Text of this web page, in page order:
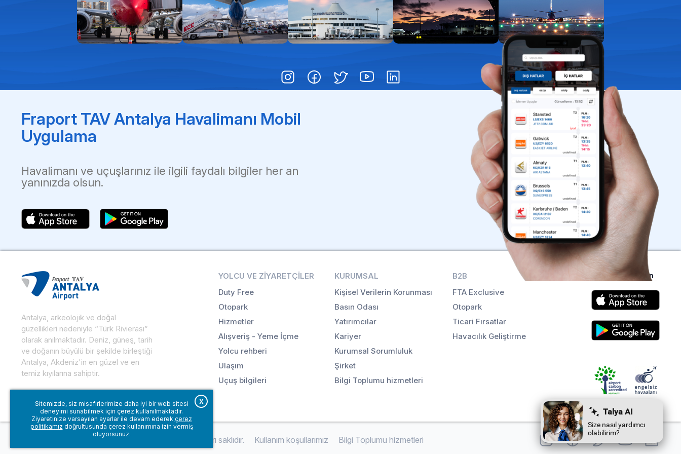
Çocuklarla yolculuk
Çıkış kapıları
Sitemizde, siz misafirlerimize daha iyi bir web sitesi
deneyimi sunabilmek için çerez kullanılmaktadır.
Ziyaretinize varsayılan ayarlar ile devam ederek çerez
politikamız doğrultusunda çerez kullanımına izin vermiş
oluyorsunuz.
X
Fraport TAV Antalya Havalimanı Mobil
Uygulama
Havalimanı ve uçuşlarınız ile ilgili faydalı bilgiler her an
yanınızda olsun.
Antalya, arkeolojik ve doğal
güzellikleri nedeniyle “Türk Rivierası”
olarak anılmaktadır. Deniz, güneş, tarih
ve doğanın büyülü bir şekilde birleştiği
Antalya, Akdeniz'in en güzel ve en
temiz kıyılarına sahiptir.
YOLCU VE ZIYARETÇILER
Duty Free
Otopark
Hizmetler
Alışveriş - Yeme İçme
Yolcu rehberi
Ulaşım
Uçuş bilgileri
KURUMSAL
Kişisel Verilerin Korunması
Basın Odası
Yatırımcılar
Kariyer
Kurumsal Sorumluluk
Şirket
Bilgi Toplumu hizmetleri
B2B
FTA Exclusive
Otopark
Ticari Fırsatlar
Havacılık Geliştirme
Uygulamaları alın
© Fraport TAV Antalya Havalimanı, 2018. Tüm hakları saklıdır. Kullanım koşullarımız Bilgi Toplumu hizmetleri